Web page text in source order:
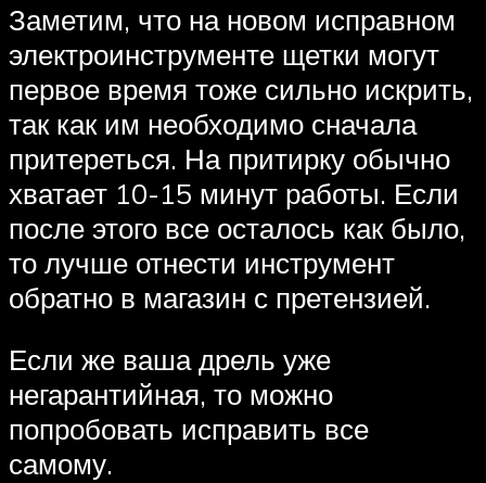
Заметим, что на новом исправном
электроинструменте щетки могут
первое время тоже сильно искрить,
так как им необходимо сначала
притереться. На притирку обычно
хватает 10-15 минут работы. Если
после этого все осталось как было,
то лучше отнести инструмент
обратно в магазин с претензией.
Если же ваша дрель уже
негарантийная, то можно
попробовать исправить все
самому.